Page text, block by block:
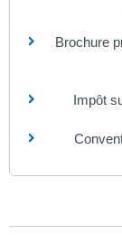
Brochure
Impôt